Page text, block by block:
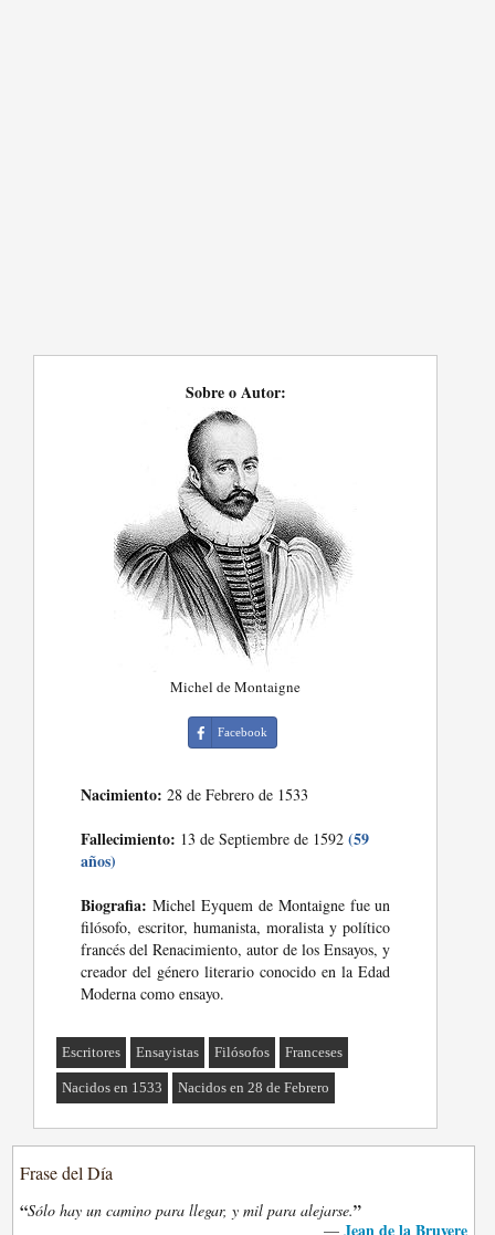
Sobre o Autor:
Michel de Montaigne
Facebook
Nacimiento: 28 de Febrero de 1533
Fallecimiento: 13 de Septiembre de 1592(59
años)
Biografia: Michel Eyquem de Montaigne fue un
filósofo, escritor, humanista, moralista y político
francés del Renacimiento, autor de los Ensayos, y
creador del género literario conocido en la Edad
Moderna como ensayo.
Escritores Ensayistas Filósofos Franceses
Nacidos en 1533 Nacidos en 28 de Febrero
Frase del Día
“Sólo hay un camino para llegar, y mil para alejarse.”
— Jean de la Bruyere